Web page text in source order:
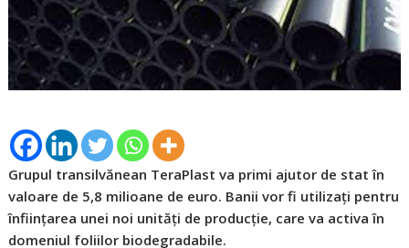
Grupul transilvănean TeraPlast va primi ajutor de stat în
valoare de 5,8 milioane de euro. Banii vor fi utilizați pentru
înființarea unei noi unități de producție, care va activa în
domeniul foliilor biodegradabile.